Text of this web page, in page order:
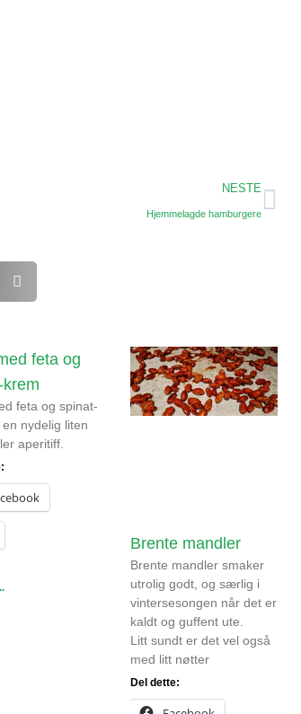
NESTE
Hjemmelagde hamburgere
feta og
feta og spinat-
nydelig liten
aperitiff.
Brente mandler
Brente mandler smaker
utrolig godt, og særlig i
vintersesongen når det er
kaldt og guffent ute.
Litt sundt er det vel også
med litt nøtter
Del dette: